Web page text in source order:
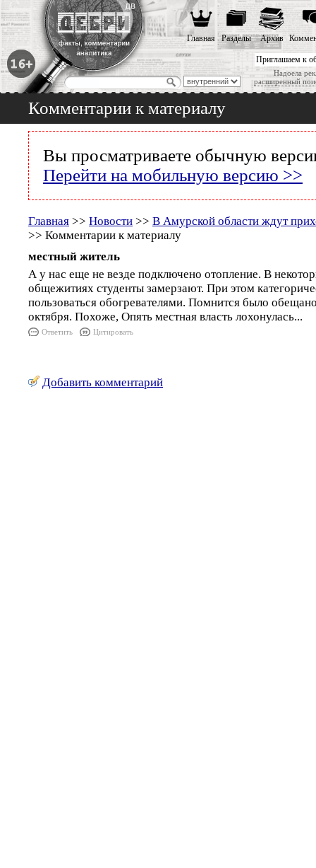
Приглашаем к
Надоела
расширенный
Главная Разделы Архив
Комментарии к материалу
Вы просматриваете обычную
Перейти на мобильную версию >>
Главная >> Новости >> В Амурской области ждут
>> Комментарии к материалу
местный житель
А у нас еще не везде подключено отопление. В
общежитиях студенты замерзают. При этом
пользоваться обогревателями. Помнится было
октября. Похоже, Опять местная власть лохонулась...
Ответить Цитировать
Добавить комментарий